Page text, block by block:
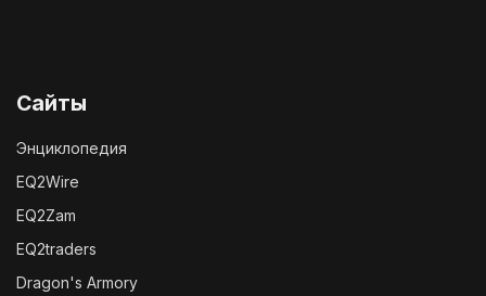
Сайты
Энциклопедия
EQ2Wire
EQ2Zam
EQ2traders
Dragon's Armory